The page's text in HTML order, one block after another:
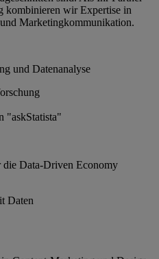
kombinieren wir Expertise in
Marketingkommunikation.
und Datenanalyse
"askStatista"
die Data-Driven Economy
Daten